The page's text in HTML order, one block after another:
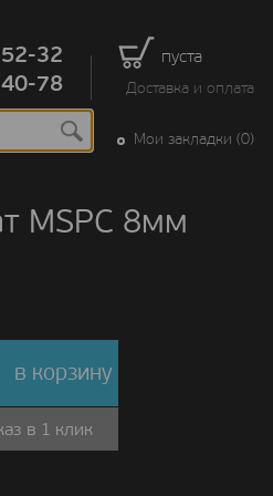
пуста
Доставка и оплата
32
78
Мои закладки (0)
MSPC 8мм
в корзину
в 1 клик